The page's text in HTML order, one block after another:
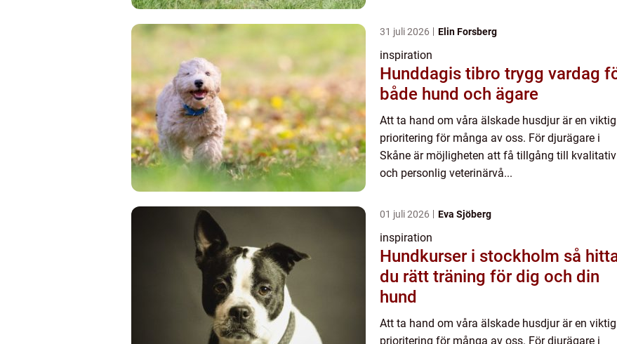
31 juli 2026 Elin Forsberg
inspiration
Hunddagis tibro trygg vardag för
både hund och ägare
Att ta hand om våra älskade husdjur är en viktig
prioritering för många av oss. För djurägare i
Skåne är möjligheten att få tillgång till kvalitativ
och personlig veterinärvå...
01 juli 2026 Eva Sjöberg
inspiration
Hundkurser i stockholm så hittar
du rätt träning för dig och din
hund
Att ta hand om våra älskade husdjur är en viktig
prioritering för många av oss. För djurägare i